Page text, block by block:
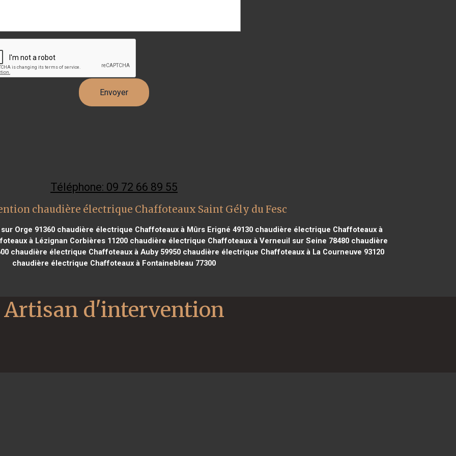
Téléphone: 09 72 66 89 55
chaudière électrique Chaffoteaux Saint Gély du Fesc
Orge 91360chaudière électrique Chaffoteaux à Mûrs Erigné 49130chaudière électrique Chaffoteaux à
à Lézignan Corbières 11200chaudière électrique Chaffoteaux à Verneuil sur Seine 78480chaudière
chaudière électrique Chaffoteaux à Auby 59950 chaudière électrique Chaffoteaux à La Courneuve 93120
chaudière électrique Chaffoteaux à Fontainebleau 77300
Artisan d'intervention